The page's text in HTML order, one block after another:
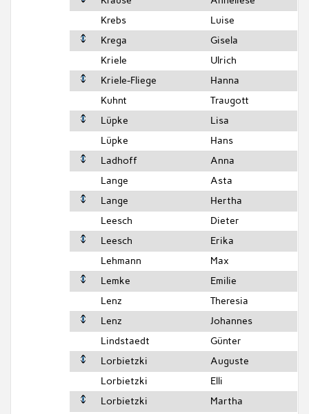
Krebs
Luise
Krega
Gisela
Kriele
Ulrich
Kriele-Fliege
Hanna
Kuhnt
Traugott
Lüpke
Lisa
Lüpke
Hans
Ladhoff
Anna
Lange
Asta
Lange
Hertha
Leesch
Dieter
Leesch
Erika
Lehmann
Max
Lemke
Emilie
Lenz
Theresia
Lenz
Johannes
Lindstaedt
Günter
Lorbietzki
Auguste
Lorbietzki
Elli
Lorbietzki
Martha